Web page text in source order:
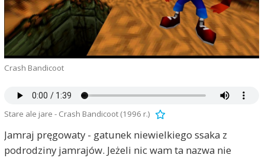
Crash Bandicoot
Stare ale jare - Crash Bandicoot (1996 r.)
Jamraj pręgowaty - gatunek niewielkiego ssaka z
podrodziny jamrajów. Jeżeli nic wam ta nazwa nie